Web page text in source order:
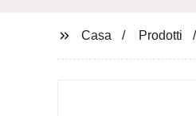
Casa Prodotti